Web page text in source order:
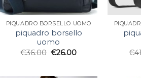
PIQUADRO BORSELLO UOMO
piquadro borsello
uomo
€36.00 €26.00
€